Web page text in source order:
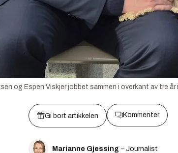
og Espen Viskjer jobbet sammen i overkant av tre år
Gi bort artikkelen Kommenter
Marianne Gjessing – Journalist